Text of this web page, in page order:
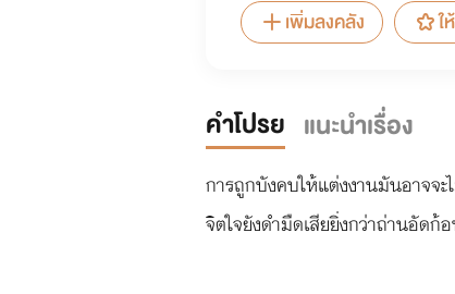
เพิ่มลงคลัง
ใ
คำโปรย แนะนำเรื่อง
การถูกบังคบให้แต่งงานมันอาจจ
จิตใจยังดำมืดเสียยิ่งกว่าถ่านอัดก้